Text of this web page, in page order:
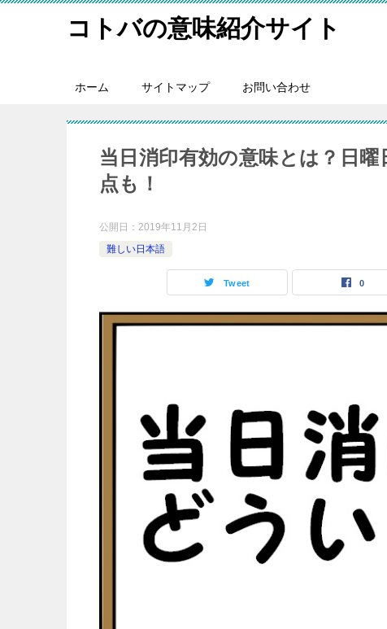
コトバの意味紹介サイト
ホーム サイトマップ お問い合わせ
当日消印有効の意味とは？日
点も！
公開日： 2019年11月2日
難しい日本語
Tweet 0